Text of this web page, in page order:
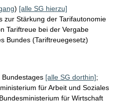
) [alle SG hierzu]
zur Stärkung der Tarifautonomie
Tariftreue bei der Vergabe
Bundes (Tariftreuegesetz)
[alle SG dorthin];
für Arbeit und Soziales
Bundesministerium für Wirtschaft